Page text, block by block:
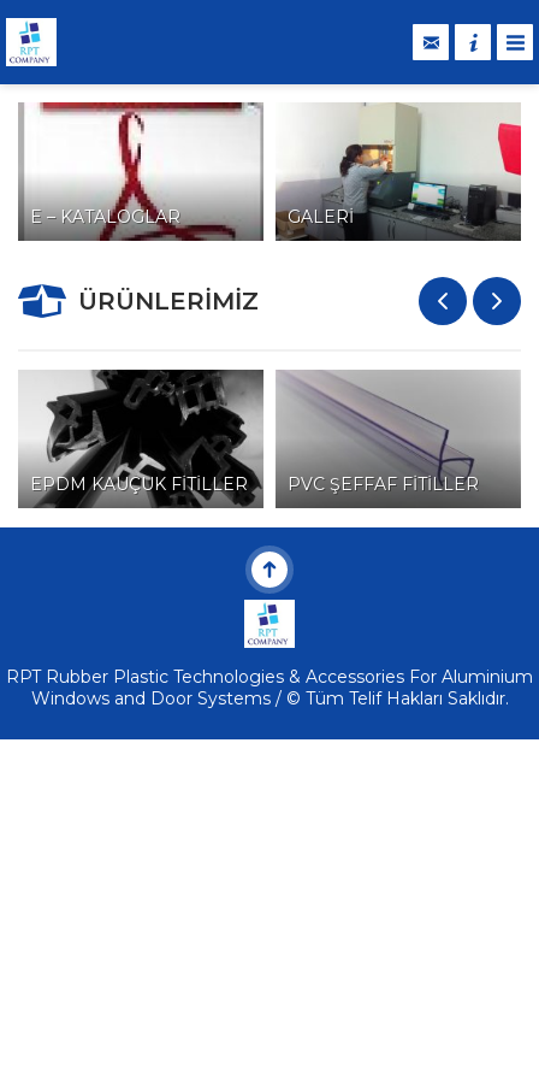
E – KATALOGLAR GALERİ
ÜRÜNLERİMİZ
EPDM KAUÇUK FİTİLLER PVC ŞEFFAF FİTİLLER
RPT Rubber Plastic Technologies & Accessories For Aluminium
Windows and Door Systems / © Tüm Telif Hakları Saklıdır.